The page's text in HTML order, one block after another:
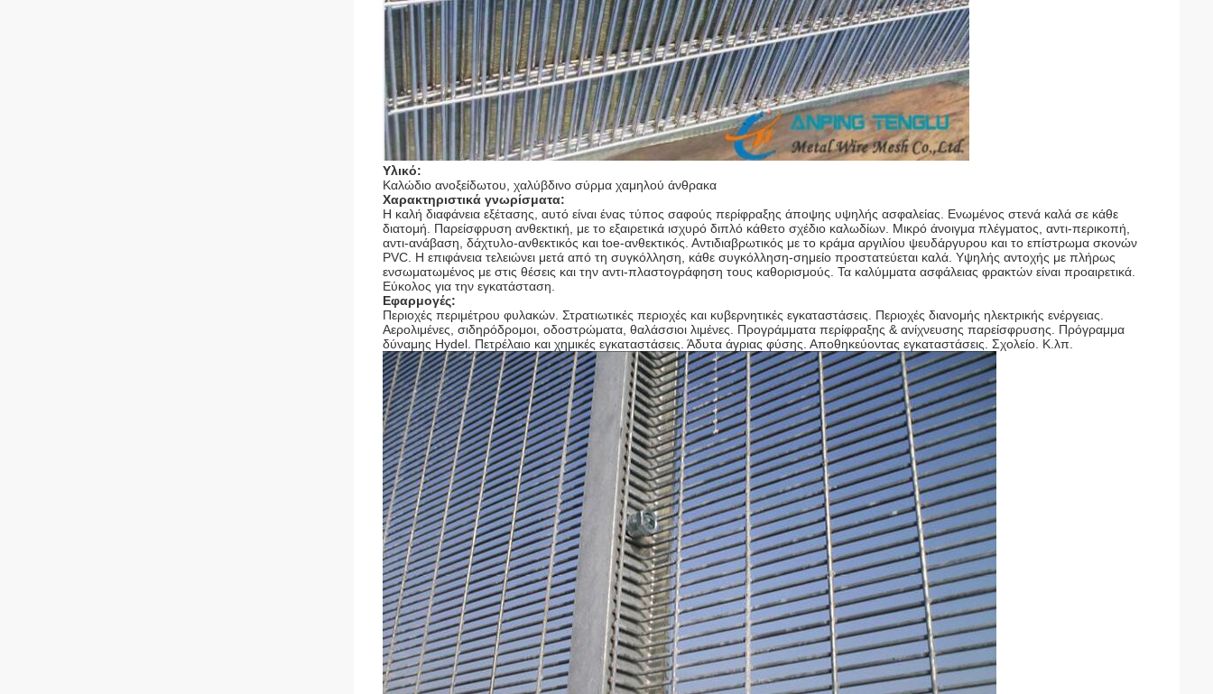
Υλικό:
Καλώδιο ανοξείδωτου, χαλύβδινο σύρμα χαμηλού άνθρακα
Χαρακτηριστικά γνωρίσματα:
Η καλή διαφάνεια εξέτασης, αυτό είναι ένας τύπος σαφούς περίφραξης άποψης υψηλής ασφαλείας. Ενωμένος στενά καλά σε κάθε
διατομή. Παρείσφρυση ανθεκτική, με το εξαιρετικά ισχυρό διπλό κάθετο σχέδιο καλωδίων. Μικρό άνοιγμα πλέγματος, αντι-περικοπή,
αντι-ανάβαση, δάχτυλο-ανθεκτικός και toe-ανθεκτικός. Αντιδιαβρωτικός με το κράμα αργιλίου ψευδάργυρου και το επίστρωμα σκονών
PVC. Η επιφάνεια τελειώνει μετά από τη συγκόλληση, κάθε συγκόλληση-σημείο προστατεύεται καλά. Υψηλής αντοχής με πλήρως
ενσωματωμένος με στις θέσεις και την αντι-πλαστογράφηση τους καθορισμούς. Τα καλύμματα ασφάλειας φρακτών είναι προαιρετικά.
Εύκολος για την εγκατάσταση.
Εφαρμογές:
Περιοχές περιμέτρου φυλακών. Στρατιωτικές περιοχές και κυβερνητικές εγκαταστάσεις. Περιοχές διανομής ηλεκτρικής ενέργειας.
Αερολιμένες, σιδηρόδρομοι, οδοστρώματα, θαλάσσιοι λιμένες. Προγράμματα περίφραξης & ανίχνευσης παρείσφρυσης. Πρόγραμμα
δύναμης Hydel. Πετρέλαιο και χημικές εγκαταστάσεις. Άδυτα άγριας φύσης. Αποθηκεύοντας εγκαταστάσεις. Σχολείο. Κ.λπ.